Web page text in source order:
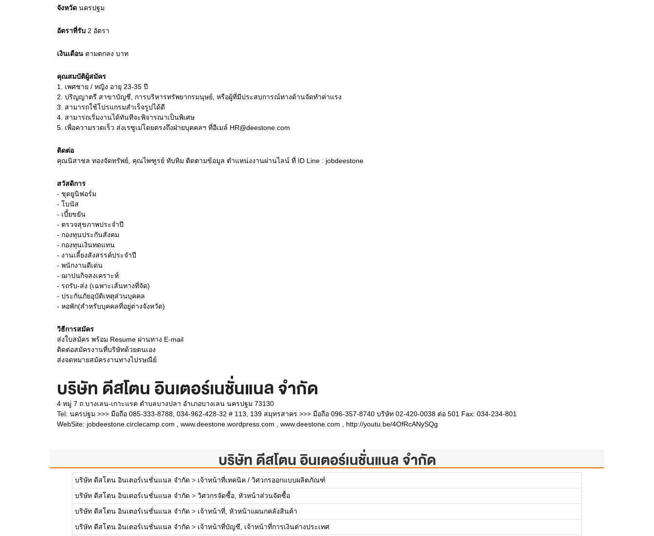
จังหวัด นครปฐม
อัตราที่รับ 2 อัตรา
เงินเดือน ตามตกลง บาท
คุณสมบัติผู้สมัคร
1.
เพศชาย / หญิง อายุ 23-35 ปี
2. ปริญญาตรี สาขาบัญชี, การบริหารทรัพยากรมนุษย์, หรือผู้ที่มีประสบการณ์ทางด้านจัดทำค่าแรง
3.
สามารถใช้โปรแกรมสำเร็จรูปได้ดี
4. สามารถเริ่มงานได้ทันทีจะพิจารณาเป็นพิเศษ
5. เพื่อความรวดเร็ว ส่งเรซูเม่โดยตรงถึงฝ่ายบุคคลฯ ที่อีเมล์ HR@deestone.com
ติดต่อ
คุณนิสาชล ทองจัดทรัพย์, คุณไพฑูรย์ ทับทิม ติดตามข้อมูล ตำแหน่งงานผ่านไลน์ ที่ ID Line : jobdeestone
สวัสดิการ
- ชุดยูนิฟอร์ม
- โบนัส
- เบี้ยขยัน
- ตรวจสุขภาพประจำปี
- กองทุนประกันสังคม
- กองทุนเงินทดแทน
- งานเลี้ยงสังสรรค์ประจำปี
- พนักงานดีเด่น
- ฌาปนกิจสงเคราะห์
- รถรับ-ส่ง (เฉพาะเส้นทางที่จัด)
- ประกันภัยอุบัติเหตุส่วนบุคคล
- หอพัก(สำหรับบุคคลที่อยู่ต่างจังหวัด)
วิธีการสมัคร
ส่งใบสมัคร พร้อม Resume ผ่านทาง E-mail
ติดต่อสมัครงานที่บริษัทด้วยตนเอง
ส่งจดหมายสมัครงานทางไปรษณีย์
บริษัท ดีสโตน อินเตอร์เนชั่นแนล จำกัด
4 หมู่ 7 ถ.บางเลน-เกาะแรต ตำบลบางปลา อำเภอบางเลน นครปฐม 73130
Tel: นครปฐม >>> มือถือ 085-333-8788, 034-962-428-32 # 113, 139 สมุทรสาคร >>> มือถือ 096-357-8740 บริษัท 02-420-0038 ต่อ 501 Fax: 034-234-801
WebSite: jobdeestone.circlecamp.com , www.deestone.wordpress.com , www.deestone.com , http://youtu.be/4OfRcANySQg
บริษัท ดีสโตน อินเตอร์เนชั่นแนล จำกัด
บริษัท ดีสโตน อินเตอร์เนชั่นแนล จำกัด > เจ้าหน้าที่เทคนิค / วิศวกรออกแบบผลิตภัณฑ์
บริษัท ดีสโตน อินเตอร์เนชั่นแนล จำกัด > วิศวกรจัดซื้อ, หัวหน้าส่วนจัดซื้อ
บริษัท ดีสโตน อินเตอร์เนชั่นแนล จำกัด > เจ้าหน้าที่, หัวหน้าแผนกคลังสินค้า
บริษัท ดีสโตน อินเตอร์เนชั่นแนล จำกัด > เจ้าหน้าที่บัญชี, เจ้าหน้าที่การเงินต่างประเทศ